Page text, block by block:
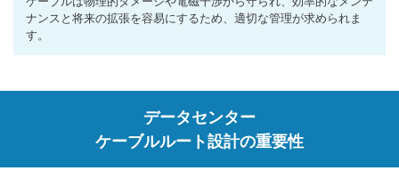
ナンスと将来の拡張を容易にするため、適切な管理が求められま
す。
データセンター
ケーブルルート設計の重要性